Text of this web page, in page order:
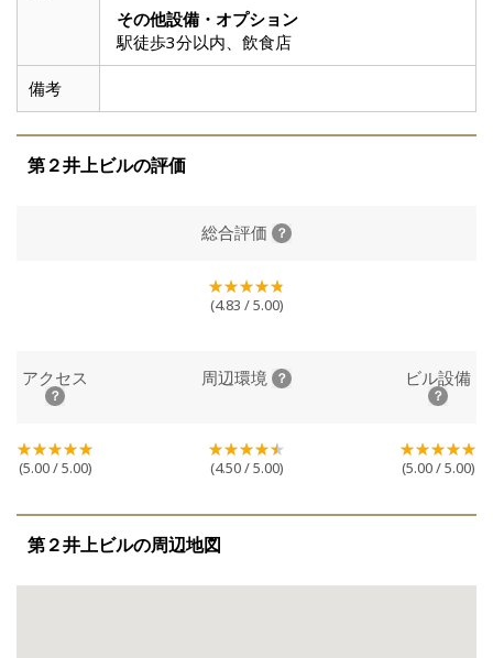
その他設備・オプション
駅徒歩3分以内、飲食店
備考
第２井上ビルの評価
総合評価
(4.83 / 5.00)
アクセス 周辺環境 ビル設備
(5.00 / 5.00) (4.50 / 5.00) (5.00 / 5.00)
第２井上ビルの周辺地図